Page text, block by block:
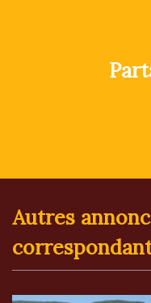
autres annonces immobilières